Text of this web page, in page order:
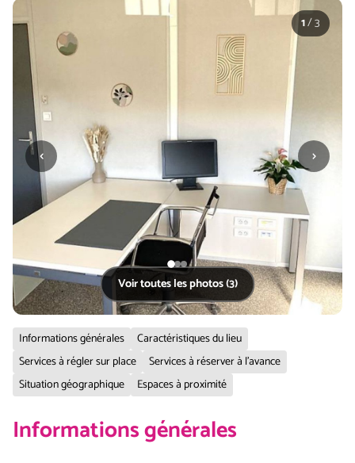
‹ ›
1/3
Voir toutes les photos (3)
Informations générales
Caractéristiques du lieu
Services à régler sur place
Services à réserver à l'avance
Situation géographique
Espaces à proximité
Informations générales